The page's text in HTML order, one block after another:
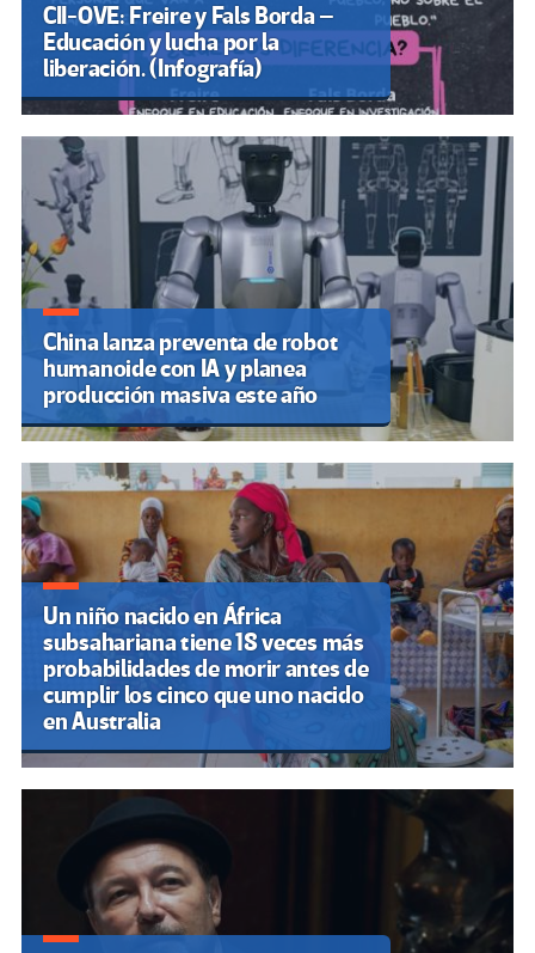
CII-OVE: Freire y Fals Borda –
Educación y lucha por la
liberación. (Infografía)
China lanza preventa de robot
humanoide con IA y planea
producción masiva este año
Un niño nacido en África
subsahariana tiene 18 veces más
probabilidades de morir antes de
cumplir los cinco que uno nacido
en Australia